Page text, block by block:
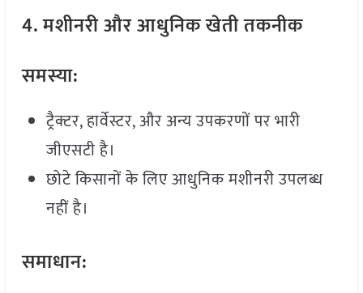
4. मशीनरी और आधुनिक खेती तकनीक
समस्या:
ट्रैक्टर, हार्वेस्टर, और अन्य उपकरणों पर भारी
जीएसटी है।
छोटे किसानों के लिए आधुनिक मशीनरी उपलब्ध
नहीं है।
समाधान: